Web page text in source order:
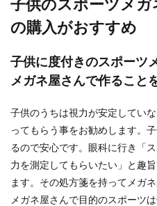
子供のスポーツメ
の購入がおすすめ
子供に度付きのスポーツ
メガネ屋さんで作ること
子供のうちは視力が安定してい
ってもらう事をお勧めします。
るので安心です。眼科に行き「
力を測定してもらいたい」と趣
ます。その処方箋を持ってメガ
メガネ屋さんで目的のスポーツ